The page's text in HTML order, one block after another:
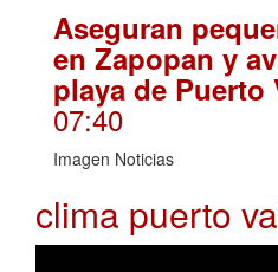
Aseguran
en Zapopan y
playa de Puerto
07:40
Imagen Noticias
clima puerto